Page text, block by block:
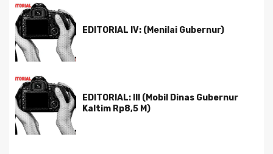
EDITORIAL IV: (Menilai Gubernur)
EDITORIAL: III (Mobil Dinas Gubernur
Kaltim Rp8,5 M)